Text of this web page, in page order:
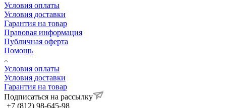
Условия оплаты
Условия доставки
Гарантия на товар
Правовая информация
Публичная оферта
Помощь
Условия оплаты
Условия доставки
Гарантия на товар
Подписаться на рассылку
+7 (812) 98-645-98